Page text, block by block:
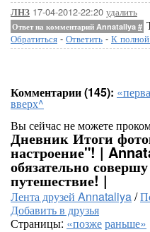
ЛНЗ 17-04-2012-22:20 удалить
Ответ на комментарий Annataliya #
Обратиться - Ответить - К
Комментарии (145):
вверх^
Вы сейчас не можете
Дневник Итоги
настроение"! |
обязательно
путешествие! |
Лента друзей Annataliya/
Добавить в друзья
Страницы: «позжераньше»